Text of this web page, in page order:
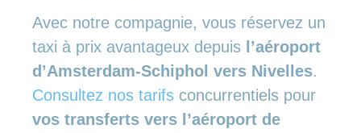
Avec notre compagnie, vous réservez un
taxi à prix avantageux depuis l’aéroport
d’Amsterdam-Schiphol vers Nivelles.
Consultez nos tarifs concurrentiels pour
vos transferts vers l’aéroport de